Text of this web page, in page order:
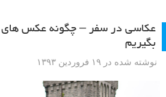
عکاسی در سفر – چگونه عکس های
بگیریم
نوشته شده در ۱۹ فروردین ۱۳۹۳